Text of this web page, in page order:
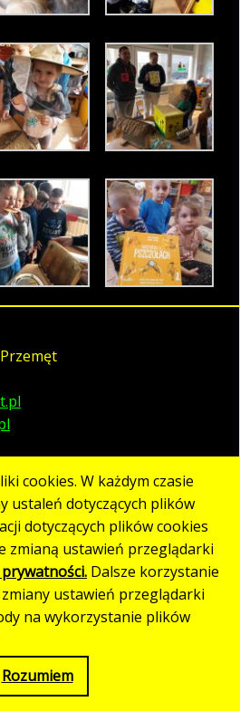
w standardzie WCAG 2.1
cookies. W każdym czasie
ustaleń dotyczących plików
dotyczących plików cookies
zmianą ustawień przeglądarki
Dalsze korzystanie
ustawień przeglądarki
na wykorzystanie plików
Rozumiem